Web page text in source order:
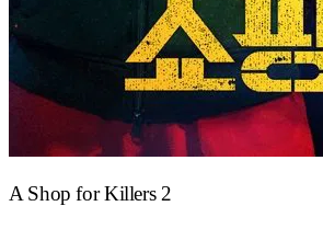
A Shop for Killers 2